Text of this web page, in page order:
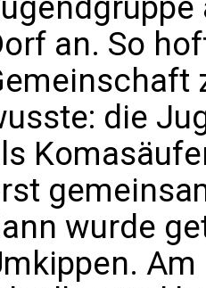
an. So
die
wurde